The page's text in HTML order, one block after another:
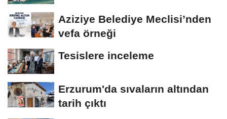
Aziziye Belediye Meclisi’nden
vefa örneği
Tesislere inceleme
Erzurum'da sıvaların altından
tarih çıktı